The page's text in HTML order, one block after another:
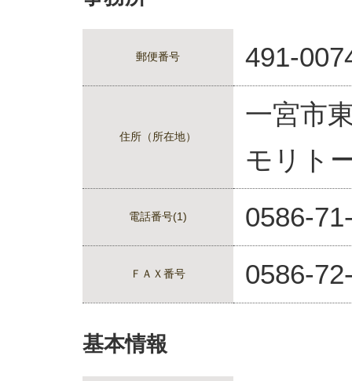
郵便番号 491-
住所（所在地）
一宮市
モリト
電話番号(1) 0586-
ＦＡＸ番号 0586-
基本情報